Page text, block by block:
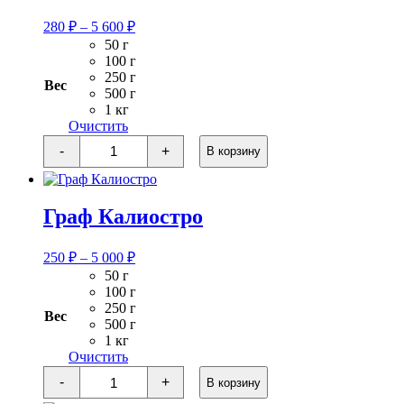
280 ₽ – 5 600 ₽Диапазон
280 ₽
–
5
Вес
50 г
100 г
250 г
500 г
1 кг
Очистить
-
Количество
товара
Вишневый
Пу-
+ В корзину
Граф Калиостро
250 ₽ – 5 000 ₽Диапазон
250 ₽
–
5
Вес
50 г
100 г
250 г
500 г
1 кг
Очистить
-
Количество
товара
+ В корзину